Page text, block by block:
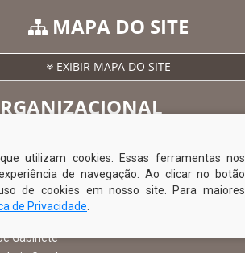
MAPA DO SITE
EXIBIR MAPA DO SITE
Municipal
Gabinete
utilizam cookies. Essas ferramentas nos
de navegação. Ao clicar no botão
de cookies em nosso site. Para maiores
de Privacidade